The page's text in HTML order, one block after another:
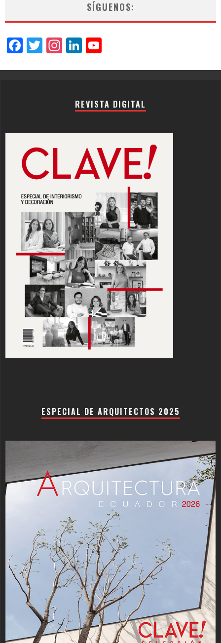
SÍGUENOS:
Facebook
Twitter
Instagram
LinkedIn
REVISTA DIGITAL
ESPECIAL DE ARQUITECTOS 2025